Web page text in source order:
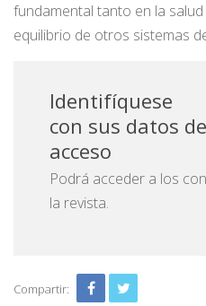
fundamental tanto en la
equilibrio de otros sistemas
Identifíquese
con sus datos de
acceso
Podrá acceder a los
la revista.
Compartir: